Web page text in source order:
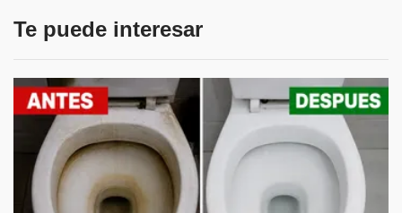
Te puede interesar